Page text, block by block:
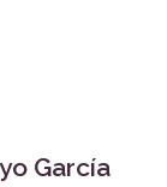
García